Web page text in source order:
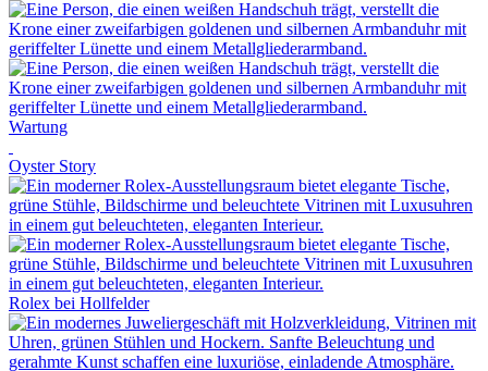
Wartung
Oyster Story
Rolex bei Hollfelder